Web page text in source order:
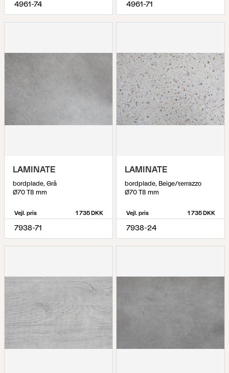
4961-74 4961-71
LAMINATE
bordplade, Grå
Ø70 T8 mm
Vejl. pris 1 735 DKK
7938-71
LAMINATE
bordplade, Beige/terrazzo
Ø70 T8 mm
Vejl. pris 1 735 DKK
7938-24